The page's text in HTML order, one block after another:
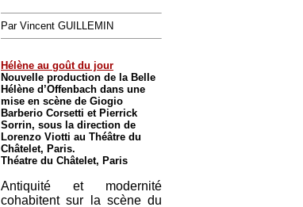
Par Vincent GUILLEMIN
Hélène au goût du jour
Nouvelle production de la Belle
Hélène d’Offenbach dans une
mise en scène de Giogio
Barberio Corsetti et Pierrick
Sorrin, sous la direction de
Lorenzo Viotti au Théâtre du
Châtelet, Paris.
Théatre du Châtelet, Paris
Antiquité et modernité
cohabitent sur la scène du